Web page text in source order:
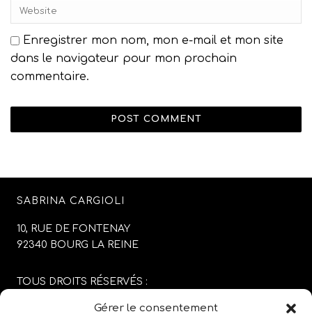
Gérer le consentement
Enregistrer mon nom, mon e-mail et mon site
dans le navigateur pour mon prochain
commentaire.
SABRINA CARGIOLI
10, RUE DE FONTENAY
92340 BOURG LA REINE
TOUS DROITS RÉSERVÉS :
CONCEPTION DU SITE :